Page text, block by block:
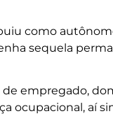
como
sequela
empregado,
ocupacional, aí